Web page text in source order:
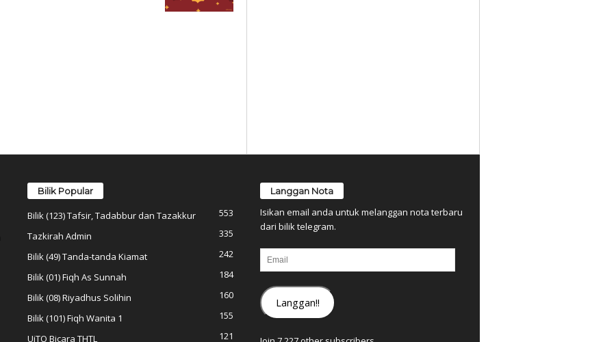
Bilik Popular
Bilik (123) Tafsir, Tadabbur dan Tazakkur
553
Tazkirah Admin
335
Bilik (49) Tanda-tanda Kiamat
242
Bilik (01) Fiqh As Sunnah
184
Bilik (08) Riyadhus Solihin
160
Bilik (101) Fiqh Wanita 1
155
UiTO Bicara THTL
121
Langgan Nota
Isikan email anda untuk melanggan nota terbaru
dari bilik telegram.
Email
Langgan!!